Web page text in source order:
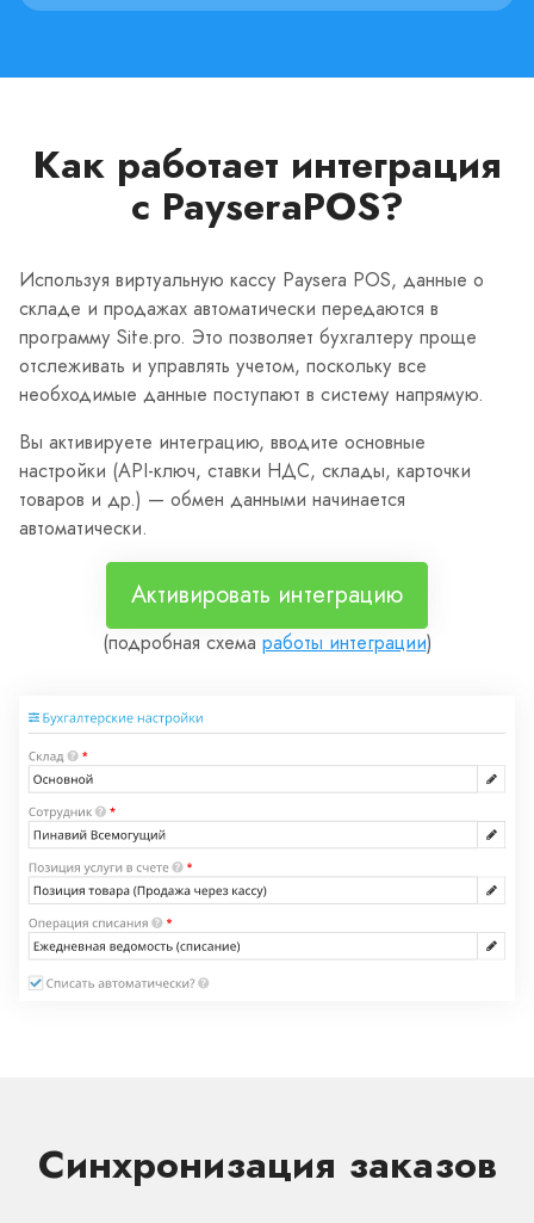
Как работает интеграция
с PayseraPOS?
Используя виртуальную кассу Paysera POS, данные о
складе и продажах автоматически передаются в
программу Site.pro. Это позволяет бухгалтеру проще
отслеживать и управлять учетом, поскольку все
необходимые данные поступают в систему напрямую.
Вы активируете интеграцию, вводите основные
настройки (API-ключ, ставки НДС, склады, карточки
товаров и др.) — обмен данными начинается
автоматически.
Активировать интеграцию
(подробная схема работы интеграции)
Синхронизация заказов